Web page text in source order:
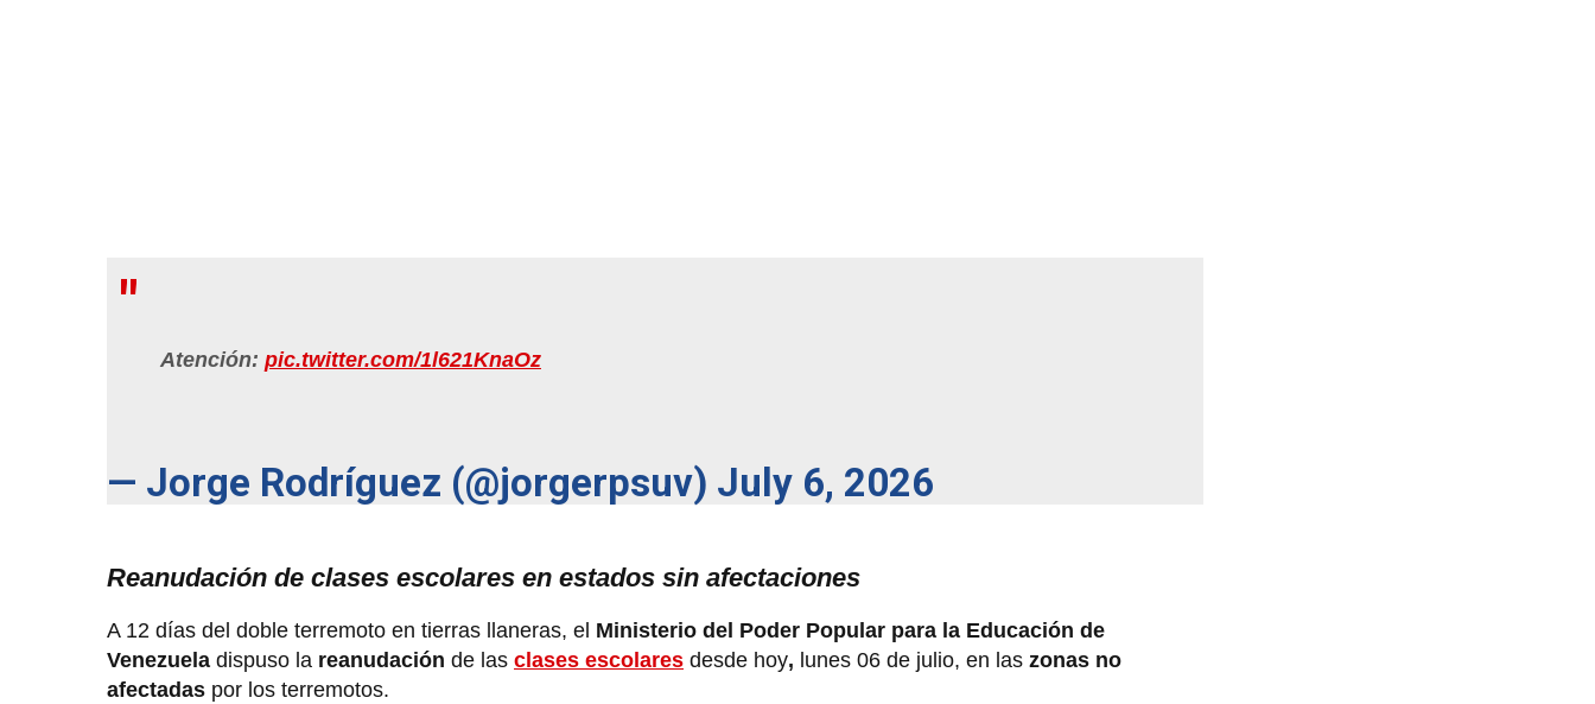
Atención: pic.twitter.com/1l621KnaOz
— Jorge Rodríguez (@jorgerpsuv) July 6, 2026
Reanudación de clases escolares en estados sin afectaciones
A 12 días del doble terremoto en tierras llaneras, el Ministerio del Poder Popular para la Educación de
Venezuela dispuso la reanudación de las clases escolares desde hoy, lunes 06 de julio, en las zonas no
afectadas por los terremotos.